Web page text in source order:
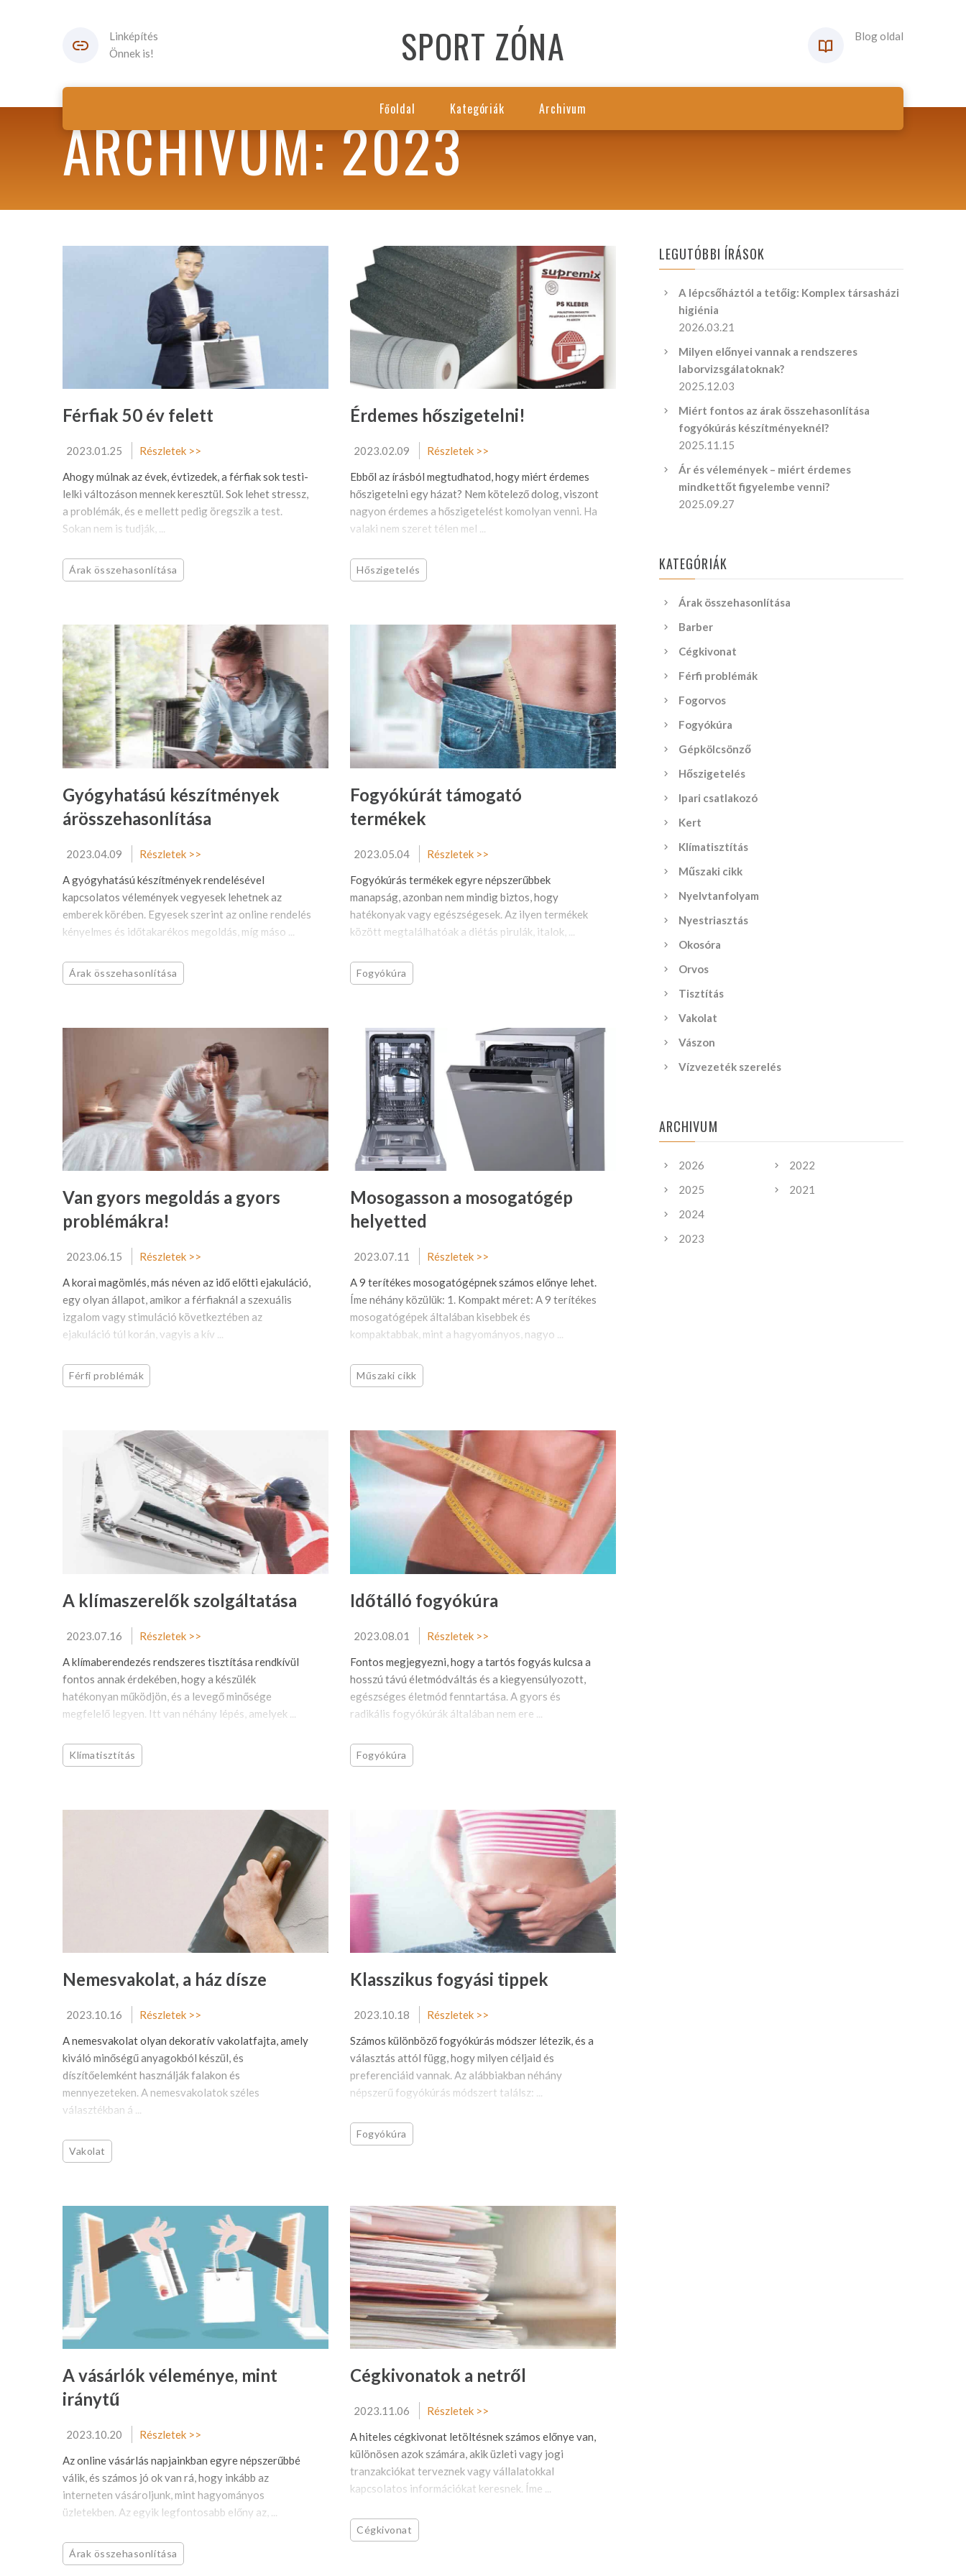
Linképítés
Önnek is!
SPORT ZÓNA Blog oldal
Főoldal Kategóriák Archivum
ARCHIVUM: 2023
Férfiak 50 év felett
2023.01.25
Részletek >>
Ahogy múlnak az évek, évtizedek, a férfiak sok testi-
lelki változáson mennek keresztül. Sok lehet stressz,
a problémák, és e mellett pedig öregszik a test.
Sokan nem is tudják, ...
Árak összehasonlítása
Érdemes hőszigetelni!
2023.02.09
Részletek >>
Ebből az írásból megtudhatod, hogy miért érdemes
hőszigetelni egy házat? Nem kötelező dolog, viszont
nagyon érdemes a hőszigetelést komolyan venni. Ha
valaki nem szeret télen mel ...
Hőszigetelés
Gyógyhatású készítmények
árösszehasonlítása
2023.04.09
Részletek >>
A gyógyhatású készítmények rendelésével
kapcsolatos vélemények vegyesek lehetnek az
emberek körében. Egyesek szerint az online rendelés
kényelmes és időtakarékos megoldás, míg máso ...
Árak összehasonlítása
Fogyókúrát támogató
termékek
2023.05.04
Részletek >>
Fogyókúrás termékek egyre népszerűbbek
manapság, azonban nem mindig biztos, hogy
hatékonyak vagy egészségesek. Az ilyen termékek
között megtalálhatóak a diétás pirulák, italok, ...
Fogyókúra
Van gyors megoldás a gyors
problémákra!
2023.06.15
Részletek >>
A korai magömlés, más néven az idő előtti ejakuláció,
egy olyan állapot, amikor a férfiaknál a szexuális
izgalom vagy stimuláció következtében az
ejakuláció túl korán, vagyis a kív ...
Férfi problémák
Mosogasson a mosogatógép
helyetted
2023.07.11
Részletek >>
A 9 terítékes mosogatógépnek számos előnye lehet.
Íme néhány közülük: 1. Kompakt méret: A 9 terítékes
mosogatógépek általában kisebbek és
kompaktabbak, mint a hagyományos, nagyo ...
Műszaki cikk
A klímaszerelők szolgáltatása
2023.07.16
Részletek >>
A klímaberendezés rendszeres tisztítása rendkívül
fontos annak érdekében, hogy a készülék
hatékonyan működjön, és a levegő minősége
megfelelő legyen. Itt van néhány lépés, amelyek ...
Klímatisztítás
Időtálló fogyókúra
2023.08.01
Részletek >>
Fontos megjegyezni, hogy a tartós fogyás kulcsa a
hosszú távú életmódváltás és a kiegyensúlyozott,
egészséges életmód fenntartása. A gyors és
radikális fogyókúrák általában nem ere ...
Fogyókúra
Nemesvakolat, a ház dísze
2023.10.16
Részletek >>
A nemesvakolat olyan dekoratív vakolatfajta, amely
kiváló minőségű anyagokból készül, és
díszítőelemként használják falakon és
mennyezeteken. A nemesvakolatok széles
választékban á ...
Vakolat
Klasszikus fogyási tippek
2023.10.18
Részletek >>
Számos különböző fogyókúrás módszer létezik, és a
választás attól függ, hogy milyen céljaid és
preferenciáid vannak. Az alábbiakban néhány
népszerű fogyókúrás módszert találsz: ...
Fogyókúra
A vásárlók véleménye, mint
iránytű
2023.10.20
Részletek >>
Az online vásárlás napjainkban egyre népszerűbbé
válik, és számos jó ok van rá, hogy inkább az
interneten vásároljunk, mint hagyományos
üzletekben. Az egyik legfontosabb előny az, ...
Árak összehasonlítása
Cégkivonatok a netről
2023.11.06
Részletek >>
A hiteles cégkivonat letöltésnek számos előnye van,
különösen azok számára, akik üzleti vagy jogi
tranzakciókat terveznek vagy vállalatokkal
kapcsolatos információkat keresnek. Íme ...
Cégkivonat
LEGUTÓBBI ÍRÁSOK
A lépcsőháztól a tetőig: Komplex társasházi
higiénia
2026.03.21
Milyen előnyei vannak a rendszeres
laborvizsgálatoknak?
2025.12.03
Miért fontos az árak összehasonlítása
fogyókúrás készítményeknél?
2025.11.15
Ár és vélemények – miért érdemes
mindkettőt figyelembe venni?
2025.09.27
KATEGÓRIÁK
Árak összehasonlítása
Barber
Cégkivonat
Férfi problémák
Fogorvos
Fogyókúra
Gépkölcsönző
Hőszigetelés
Ipari csatlakozó
Kert
Klímatisztítás
Műszaki cikk
Nyelvtanfolyam
Nyestriasztás
Okosóra
Orvos
Tisztítás
Vakolat
Vászon
Vízvezeték szerelés
ARCHIVUM
2026
2025
2024
2023
2022
2021